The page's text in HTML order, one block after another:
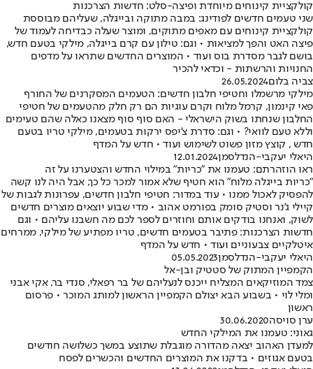
קולקציית קינוחים מיוחדת ופיצה-סלט: חדשות הצרכנות
שני טעמים חדשים לפודינג: במבה מתוקה ובייגלה, שעליהם מבוססת
קולקציית קינוחים עם מאפים מתוקים, ומוצר שעלה כבדיחה לעמוד של
פיצה האט והפך למציאות • וגם: טילון עם קרם בייגלה, מילקי בטעם חדש,
בושם לגבר מסדרת בוס ועוד • המוצרים החדשים שתראו על מדפים
החנויות והרשתות - וכדאי להכיר
צביה בלום26.05.2024
מילקי מרשמלו וחטיפי חלבון חדשים: הטעמים המסקרנים של החורף
פאי קינמון, קרמל מלוח וקרם עוגיות הם רק חלק מהטעמים של חטיפי
החלבון שנחתו בשוק הישראלי - האם סוף סוף מצאנו כאלה שהם טעימים
וללא טעם לוואי? • וגם: סדרת צ'יפס ירקות בטעמים, מילקי טריו בטעם
חדש , קוצץ מזון פשוט לשימוש ועוד • חדש על המדף
היאלי יעקבי-הנדלסמן12.01.2024
ראו הוזהרתם: טעמנו את "כריות" במילוי החדש והצטערנו על זה
"כריות בייגלה מלוח" הוא חטיף שלא אמור למכר כל כך, אבל היה לנו קשה
להפסיק לאכול ממנו • עוד במדור: חטיפי חלבון חדשים, עפרונות לגבות של
קיילי ג'נר וסטיק סומק בפורמט אהוב • מדי שבוע יוצאים מוצרים חדשים
לשוק, ואנחנו בודקים אותם וחוזרים לספר לכם מה חשבנו עליהם • וגם
חדשות הצרכנות: פתיבר בטעמים חדשים, טריו מפתיע של מילקי, ממרחים
איטלקיים צבעוניים ועוד • חדש על המדף
היאלי יעקבי-הנדלסמן05.05.2023
הקמפיין המתוק של סטטיק ובן-אל
צמד המוזיקאים המצליח ייכנס לנעליהם של בר רפאלי, סנדי בר, אקי אבני
ומלי לוי • בשבוע הבא יצולם הקמפיין הראשון למותג המוכר • פרסום
ראשון
ערן סויסה30.06.2020
גאוני: טעמנו את המילקי החדש
למעדן האהוב יצאה מהדורה מוגבלת שתוצע במשך כשלושה חודשים
בטעם אגוזים • בדקנו את המוצרים החדשים והכשרים לפסח